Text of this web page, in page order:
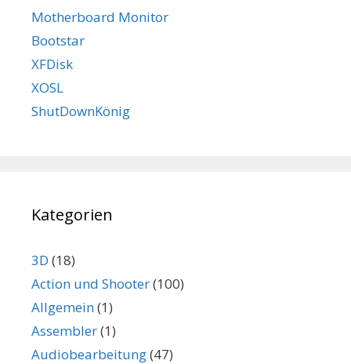
Motherboard Monitor
Bootstar
XFDisk
XOSL
ShutDownKönig
Kategorien
3D (18)
Action und Shooter(100)
Allgemein(1)
Assembler(1)
Audiobearbeitung(47)